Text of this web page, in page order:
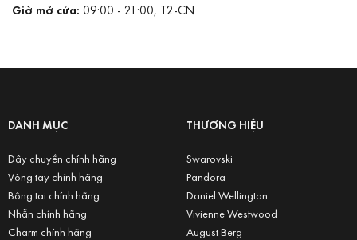
Giờ mở cửa: 09:00 - 21:00, T2-CN
DANH MỤC
Dây chuyền chính hãng
Vòng tay chính hãng
Bông tai chính hãng
Nhẫn chính hãng
Charm chính hãng
THƯƠNG HIỆU
Swarovski
Pandora
Daniel Wellington
Vivienne Westwood
August Berg